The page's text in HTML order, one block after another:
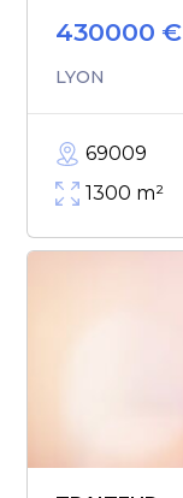
430000 €
LYON
69009
1300 m²